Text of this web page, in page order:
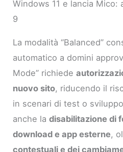
Windows 11 e lancia Mico:
9
La modalità “Balanced”
automatico a domini
Mode” richiede
nuovo sito, riducendo il
in scenari di test o
anche ladisabilitazione di
download e app esterne,
contestuali e dei